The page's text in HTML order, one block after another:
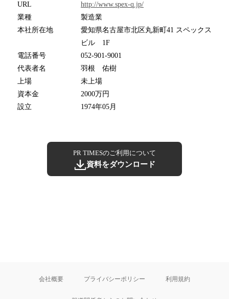
URL
http://www.spex-q.jp/
業種
製造業
本社所在地
愛知県名古屋市北区丸新町41 スペックス
ビル 1F
電話番号
052-901-9001
代表者名
羽根 佑樹
上場
未上場
資本金
2000万円
設立
1974年05月
PR TIMESのご利用について
資料をダウンロード
会社概要 プライバシーポリシー 利用規約